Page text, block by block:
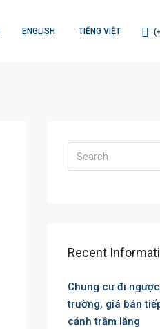
ENGLISH TIẾNG VIỆT
Recent
Chung cư đi
trường, giá bán
cảnh trầm lắng